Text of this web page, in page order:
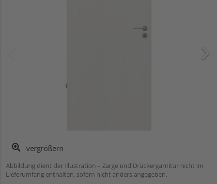
vergrößern
Abbildung dient der Illustration – Zarge und Drückergarnitur nicht im
Lieferumfang enthalten, sofern nicht anders angegeben.